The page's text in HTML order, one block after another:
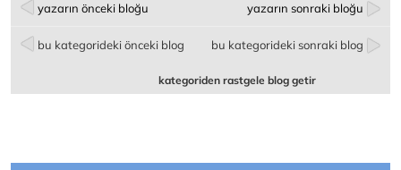
yazarın önceki bloğu yazarın sonraki bloğu
bu kategorideki önceki blog bu kategorideki sonraki blog
kategoriden rastgele blog getir